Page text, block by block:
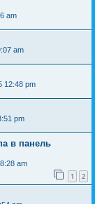
am
am
12:48 pm
pm
в панель
am
1 2